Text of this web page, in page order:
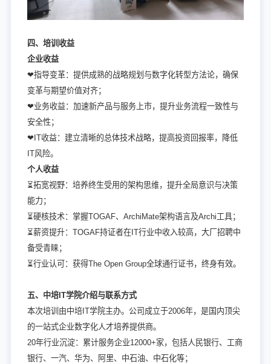
四、培训收益
企业收益
❤指导变革：提供成熟的战略规划与数字化转型方法论，确保
变革与期望价值对齐；
❤业务收益：加速新产品与服务上市，提升业务流程一致性与
安全性；
❤IT收益：建立清晰的总体技术战略，提高投资回报率，降低
IT风险。
个人收益
⏳拓宽视野：培养终生受用的架构思维，提升全局意识与决策
能力；
⏳硬核技术：掌握TOGAF、ArchiMate架构语言及Archi工具；
⏳薪资提升：TOGAF持证者在IT行业中收入较高，大厂招聘中
备受青睐；
⏳行业认可：获得The Open Group全球通行证书，终身有效。
五、中培IT学院介绍与联系方式
本次培训由中培IT学院主办。公司成立于2006年，是国内顶尖
的一站式企业数字化人才培养提供商。
20年行业沉淀：累计服务企业12000+家，包括人民银行、工商
银行、一汽、华为、阿里、中石油、中石化等；